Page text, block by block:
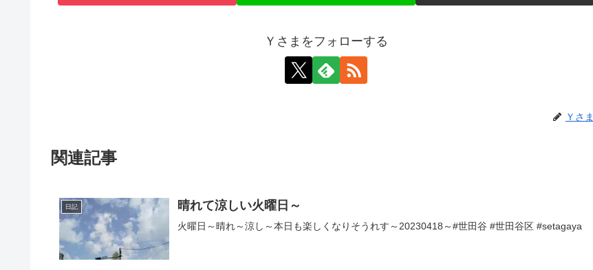
Ｙさまをフォローする
Ｙさま
関連記事
日記 晴れて涼しい火曜日～
火曜日～晴れ～涼し～本日も楽しくなりそうれす～20230418～#世田谷 #世田谷区 #setagaya